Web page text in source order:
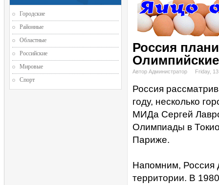
Россия
Автор Администратор Friday,
Россия
году, несколько
МИДа Сергей
Олимпиады в
Париже.
Напомним, Россия
территории. В
Городские
Районные
Областные
Российские
Мировые
Спорт